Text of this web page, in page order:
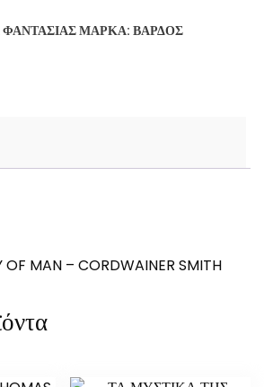
ΦΑΝΤΑΣΊΑΣΜΆΡΚΑ: ΒΆΡΔΟΣ
OF MAN – CORDWAINER SMITH